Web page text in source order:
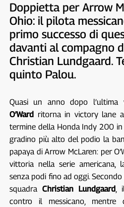
Doppietta per Arrow
Ohio: il pilota
primo successo di
davanti al compagno
Christian Lundgaard.
quinto Palou.
Quasi un anno dopo l’ultima
O’Ward ritorna in victory lane
termine della Honda Indy 200
gradino più alto del podio la
papaya di Arrow McLaren: per
vittoria nella serie
senza podi fino ad oggi.
squadra Christian Lundgaard,
contro il messicano,